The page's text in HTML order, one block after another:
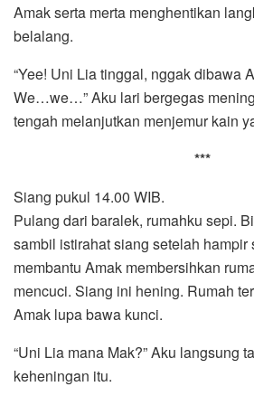
Amak serta merta menghentikan
belalang.
“Yee! Uni Lia tinggal, nggak dibawa
We…we…” Aku lari bergegas
tengah melanjutkan menjemur kain
***
Siang pukul 14.00 WIB.
Pulang dari baralek, rumahku sepi.
sambil istirahat siang setelah hampir
membantu Amak membersihkan
mencuci. Siang ini hening. Rumah
Amak lupa bawa kunci.
“Uni Lia mana Mak?” Aku langsung
keheningan itu.